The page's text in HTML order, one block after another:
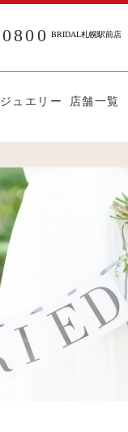
BRIDAL札幌駅前店
ジュエリー 店舗一覧